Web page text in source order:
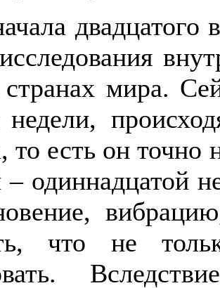
двадцатого
мира.
то есть он точно
– одиннадцатой
что не